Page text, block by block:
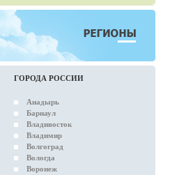
ГОРОДА РОССИИ
Анадырь
Барнаул
Владивосток
Владимир
Волгоград
Вологда
Воронеж